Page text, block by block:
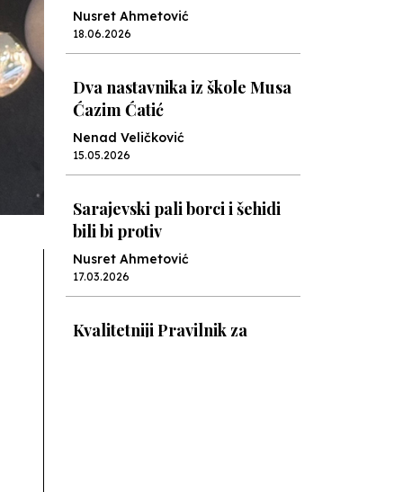
Nusret Ahmetović
18.06.2026
Dva nastavnika iz škole Musa
Ćazim Ćatić
Nenad Veličković
15.05.2026
Sarajevski pali borci i šehidi
bili bi protiv
Nusret Ahmetović
17.03.2026
Kvalitetniji Pravilnik za